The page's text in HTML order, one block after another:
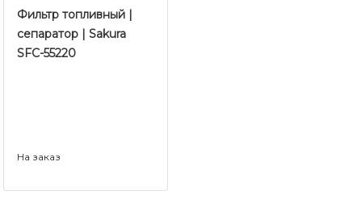
Фильтр топливный |
сепаратор | Sakura
SFC-55220
На заказ